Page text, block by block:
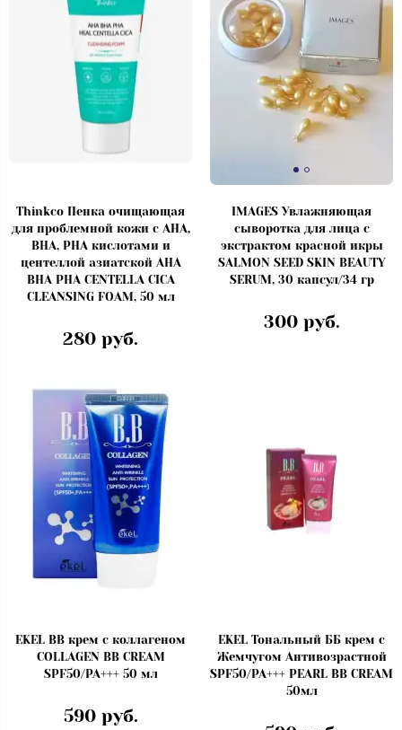
Thinkco Пенка очищающая
для проблемной кожи с AHA,
BHA, PHA кислотами и
центеллой азиатской AHA
BHA PHA CENTELLA CICA
CLEANSING FOAM, 50 мл
280 руб.
IMAGES Увлажняющая
сыворотка для лица с
экстрактом красной икры
SALMON SEED SKIN BEAUTY
SERUM, 30 капсул/34 гр
300 руб.
EKEL BB крем с коллагеном
COLLAGEN BB CREAM
SPF50/PA+++ 50 мл
590 руб.
EKEL Тональный ББ крем с
Жемчугом Антивозрастной
SPF50/PA+++ PEARL BB CREAM
50мл